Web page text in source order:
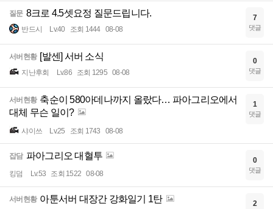
질문 8크로 4.5셋요정 질문드립니다.
반드시 Lv.40 조회 1444 08-08
7
댓글
서버현황 [발센] 서버 소식
지난후회 Lv.86 조회 1295 08-08
0
댓글
서버현황 축순이 580아데나까지 올랐다… 파아그리오에서
대체 무슨 일이?
샤이쓰 Lv.25 조회 1743 08-08
1
댓글
잡담 파아그리오 대혈투
킹덤 Lv.53 조회 1522 08-08
0
댓글
서버현황 아툰서버 대장간 강화일기 1탄 2